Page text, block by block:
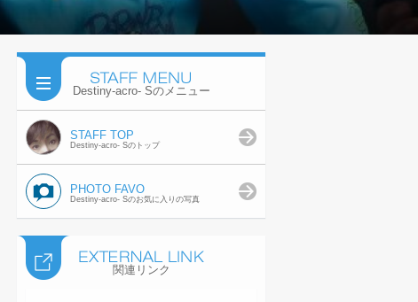
Destiny-acro- Sのメニュー
STAFF TOP
Destiny-acro- Sのトップ
PHOTO FAVO
Destiny-acro- Sのお気に入りの写真
関連リンク